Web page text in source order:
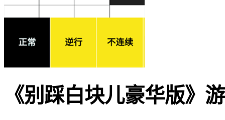
《别踩白块儿豪华版》